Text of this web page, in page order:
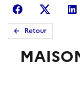
FacebookX
Retour